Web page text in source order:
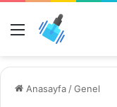
Menü
Anasayfa /Genel